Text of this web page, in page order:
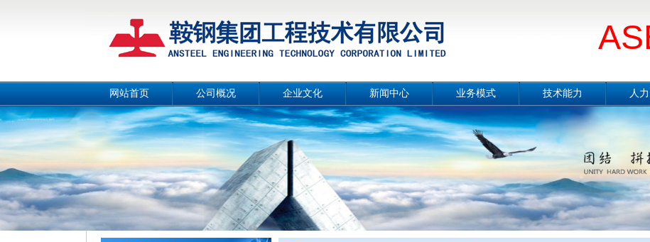
网站首页 公司概况
公司简介
总经理致辞
战略目标
组织机构
工作团队
荣誉资质
事业部和分公司
企业文化
公司画册
公司宣传片
工作理念
公司风采
人文环境
新闻中心
公司要闻
媒体报道
项目公示
行业分析
业务模式
总体介绍
设计咨询
工程总承包
工程监理
技术能力
技术能力概况
冶金工程技术
节能环保技术
勘测及岩土工程
智能制造
案例展示
人
资